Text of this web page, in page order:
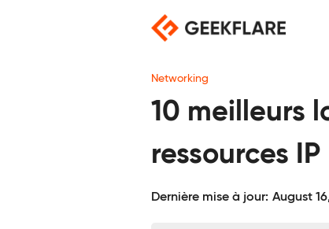
Networking
10 meilleurs
ressources IP
Dernière mise à jour: August